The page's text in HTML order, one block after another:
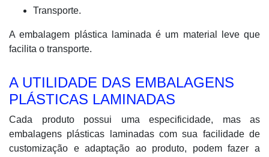
Transporte.
A embalagem plástica laminada é um material leve que
facilita o transporte.
A UTILIDADE DAS EMBALAGENS
PLÁSTICAS LAMINADAS
Cada produto possui uma especificidade, mas as
embalagens plásticas laminadas com sua facilidade de
customização e adaptação ao produto, podem fazer a